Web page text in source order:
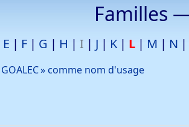
Familles
E F G H I J K L M N
» comme nom d'usage